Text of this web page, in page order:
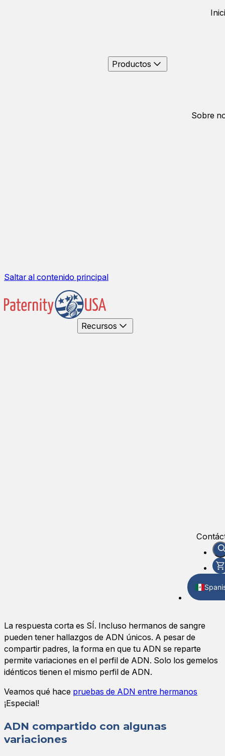
Saltar al contenido principal
Productos
Sobre
Recursos
La respuesta corta es SÍ. Incluso hermanos de sangre
pueden tener hallazgos de ADN únicos. A pesar de
compartir padres, la forma en que tu ADN se reparte
permite variaciones en el perfil de ADN. Solo los gemelos
idénticos tienen el mismo perfil de ADN.
Veamos qué hace pruebas de ADN entre hermanos
¡Especial!
ADN compartido con algunas
variaciones